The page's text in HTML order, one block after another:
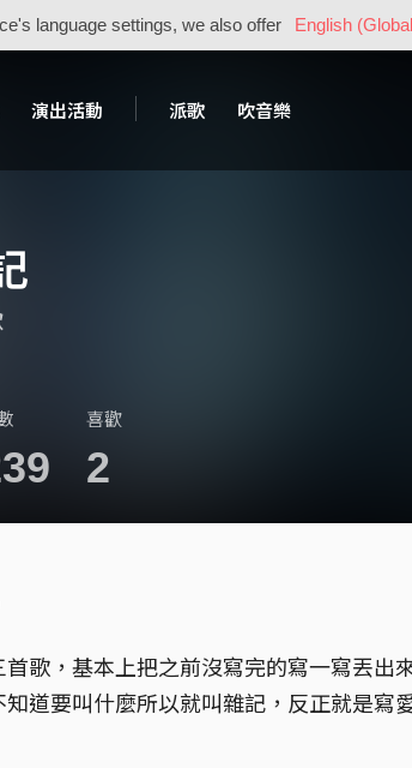
language settings, we also offer English
演出活動 派歌 吹音樂
喜歡
2
首歌，基本上把之前沒寫完的寫一寫丟出
知道要叫什麼所以就叫雜記，反正就是寫